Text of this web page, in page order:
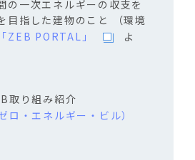
の一次エネルギーの収支を
目指した建物のこと （環境
「ZEB PORTAL」
よ
取り組み紹介
ロ・エネルギー・ビル）